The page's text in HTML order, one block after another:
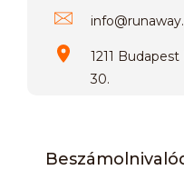
info@
1211
30.